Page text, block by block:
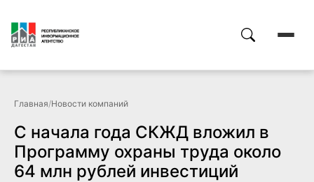
Главная/Новости компаний
С начала года СКЖД вложил в
Программу охраны труда около
64 млн рублей инвестиций